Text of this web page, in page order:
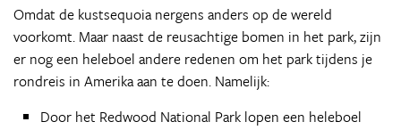
Omdat de kustsequoia nergens anders op de wereld
voorkomt. Maar naast de reusachtige bomen in het park, zijn
er nog een heleboel andere redenen om het park tijdens je
rondreis in Amerika aan te doen. Namelijk:
Door het Redwood National Park lopen een heleboel